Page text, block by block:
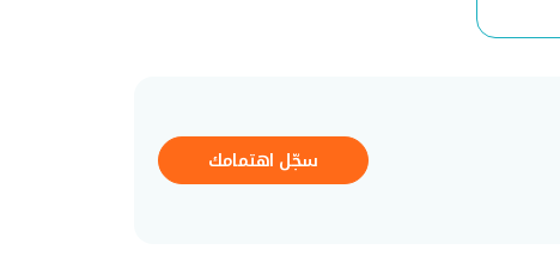
سجّل اهتمامك